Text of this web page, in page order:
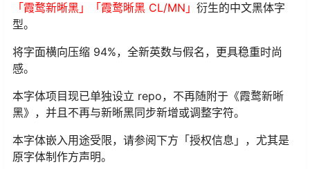
「霞鹜新晰黑」
「霞鹜晰黑 CL/MN」 衍生的中文黑体字
型。
将字面横向压缩 94%，全新英数与假名，更具稳重时尚
感。
本字体项目现已单独设立 repo，不再随附于《霞鹜新晰
黑》，并且不再与新晰黑同步新增或调整字符。
本字体嵌入用途受限，请参阅下方「授权信息」，尤其是
原字体制作方声明。